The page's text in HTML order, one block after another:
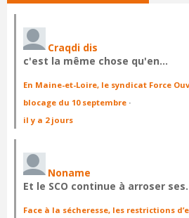
Craqdi dis
c'est la même chose qu'en…
En Maine-et-Loire, le syndicat Force
blocage du 10 septembre ·
il y a 2 jours
Noname
Et le SCO continue à arroser
Face à la sécheresse, les restrictions